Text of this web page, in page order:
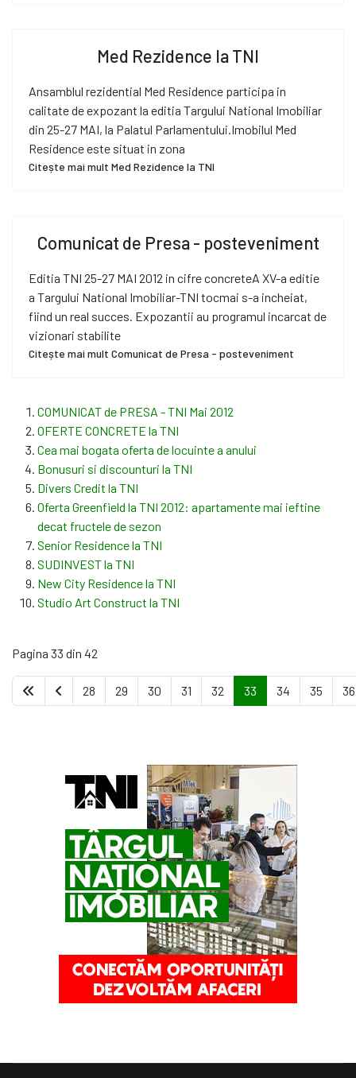
Med Rezidence la TNI
Ansamblul rezidential Med Residence participa in
calitate de expozant la editia Targului National Imobiliar
din 25-27 MAI, la Palatul Parlamentului.Imobilul Med
Residence este situat in zona
Citește mai mult Med Rezidence la TNI
Comunicat de Presa - posteveniment
Editia TNI 25-27 MAI 2012 in cifre concreteA XV-a editie
a Targului National Imobiliar-TNI tocmai s-a incheiat,
fiind un real succes. Expozantii au programul incarcat de
vizionari stabilite
Citește mai mult Comunicat de Presa - posteveniment
COMUNICAT de PRESA - TNI Mai 2012
OFERTE CONCRETE la TNI
Cea mai bogata oferta de locuinte a anului
Bonusuri si discounturi la TNI
Divers Credit la TNI
Oferta Greenfield la TNI 2012: apartamente mai ieftine
decat fructele de sezon
Senior Residence la TNI
SUDINVEST la TNI
New City Residence la TNI
Studio Art Construct la TNI
Pagina 33 din 42
28 29 30 31 32 33 34 35 36